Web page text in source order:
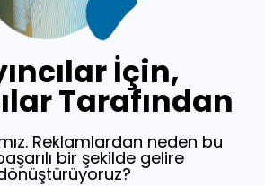
İçin,
Tarafından
Reklamlardan neden bu
bir şekilde gelire